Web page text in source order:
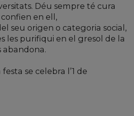
Déu sempre té cura
en ell,
seu origen o categoria social,
les purifiqui en el gresol de la
abandona.
se celebra l’1 de